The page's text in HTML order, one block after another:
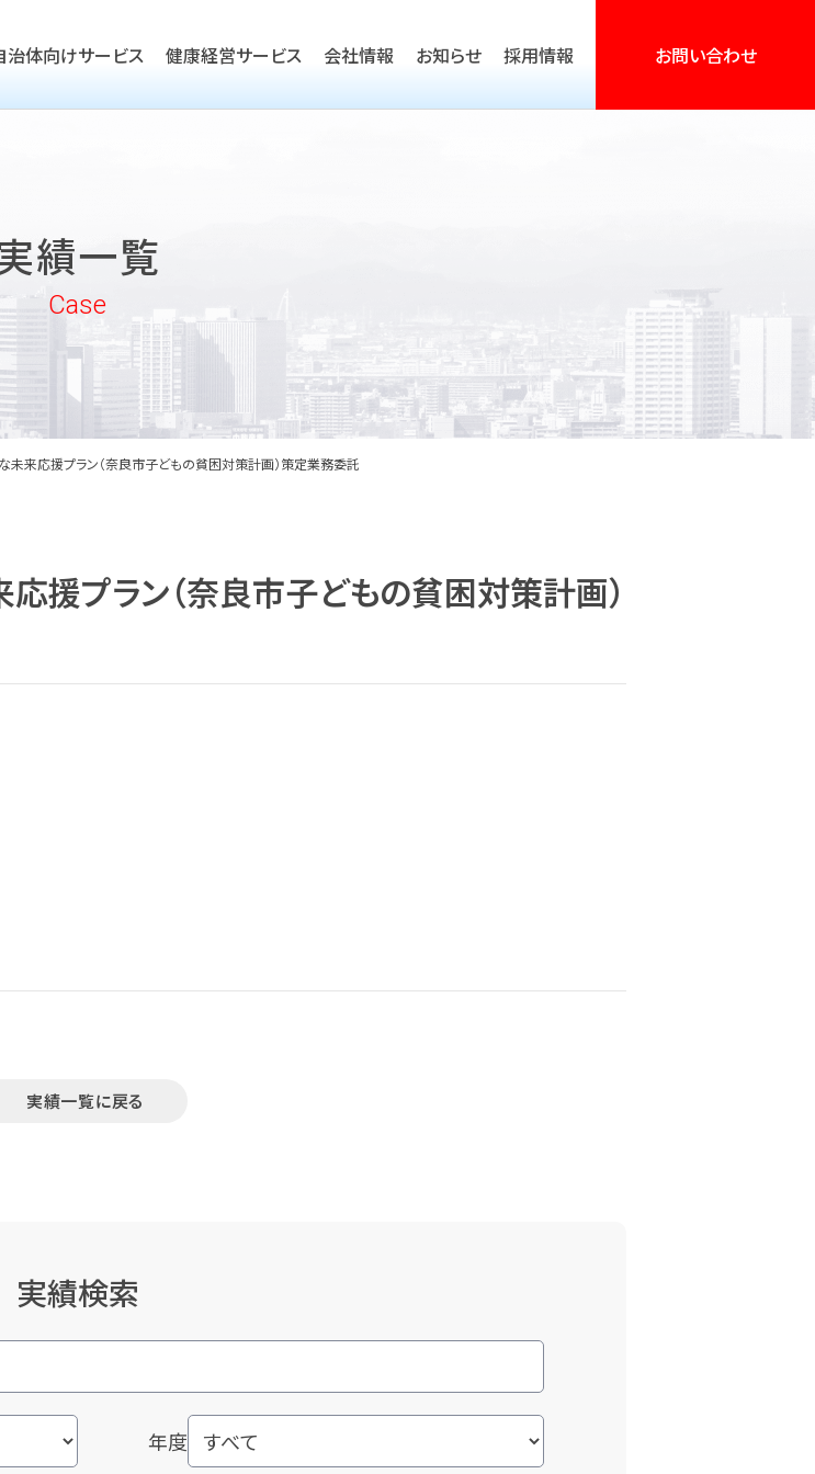
治体向けサービス
実績一覧
健康経営サービス
健康経営優良法人取得支援
企業向けヘルスケア・健康経営活動支援
会社情報
沿革
めいほうの取り組み
めいほうの歴史
お知らせ 採用情報 お問い合わせ
績一覧
Case
来応援プラン（奈良市子どもの貧困対策計画）策定業務委託
援プラン（奈良市子どもの貧困対策計画）
実績一覧に戻る
実績検索
年度